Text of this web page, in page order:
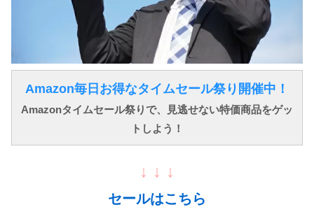
Amazon毎日お得なタイムセール祭り開催中！
Amazonタイムセール祭りで、見逃せない特価商品をゲッ
トしよう！
↓ ↓ ↓
セールはこちら